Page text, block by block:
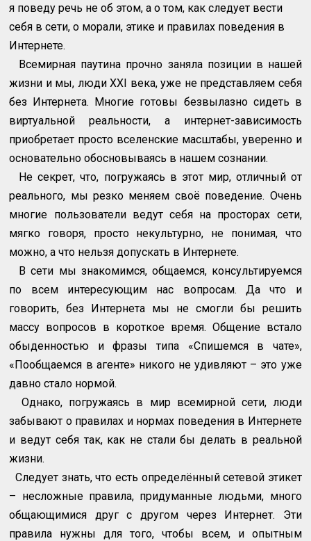
я поведу речь не об этом, а о том, как следует вести
себя в сети, о морали, этике и правилах поведения в
Интернете.
Всемирная паутина прочно заняла позиции в нашей
жизни и мы, людиXXI века, уже не представляем себя
без Интернета. Многие готовы безвылазно сидеть в
виртуальной реальности, а интернет-зависимость
приобретает просто вселенские масштабы, уверенно и
основательно обосновываясь в нашем сознании.
Не секрет, что, погружаясь в этот мир, отличный от
реального, мы резко меняем своё поведение. Очень
многие пользователи ведут себя на просторах сети,
мягко говоря, просто некультурно, не понимая, что
можно, а что нельзя допускать в Интернете.
В сети мы знакомимся, общаемся, консультируемся
по всем интересующим нас вопросам. Да что и
говорить, без Интернета мы не смогли бы решить
массу вопросов в короткое время. Общение встало
обыденностью и фразы типа «Спишемся в чате»,
«Пообщаемся в агенте» никого не удивляют – это уже
давно стало нормой.
Однако, погружаясь в мир всемирной сети, люди
забывают о правилах и нормах поведения в Интернете
и ведут себя так, как не стали бы делать в реальной
жизни.
Следует знать, что есть определённый сетевой этикет
– несложные правила, придуманные людьми, много
общающимися друг с другом через Интернет. Эти
правила нужны для того, чтобы всем, и опытным